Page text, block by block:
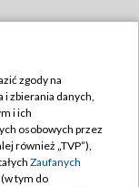
zgody na
zbierania danych,
i ich
osobowych przez
również „TVP”),
Zaufanych
tym do